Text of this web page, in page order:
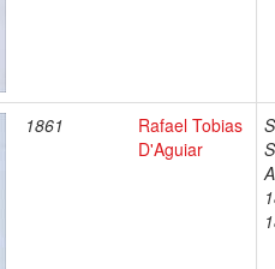
1861
Rafael Tobias
D'Aguiar